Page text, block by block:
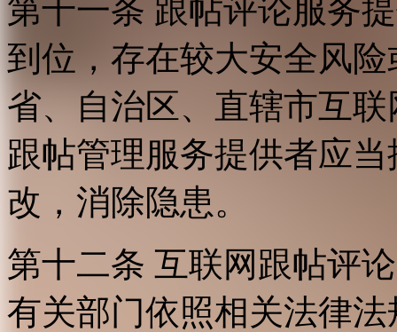
第十一条 跟帖评论服务
到位，存在较大安全风
省、自治区、直辖市互
跟帖管理服务提供者应
改，消除隐患。
第十二条 互联网跟帖评
有关部门依照相关法律